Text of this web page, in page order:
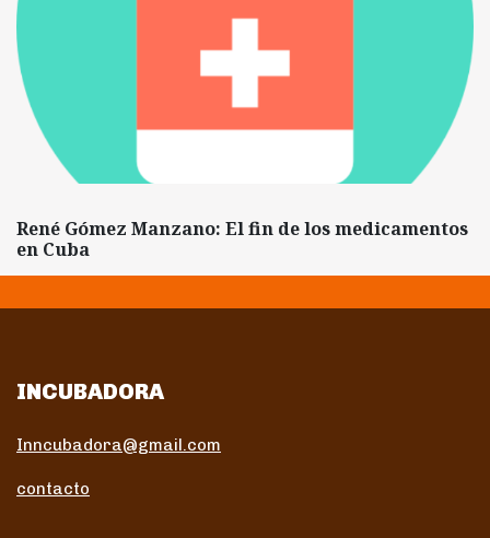
René Gómez Manzano: El fin de los medicamentos
en Cuba
INCUBADORA
Inncubadora@gmail.com
contacto